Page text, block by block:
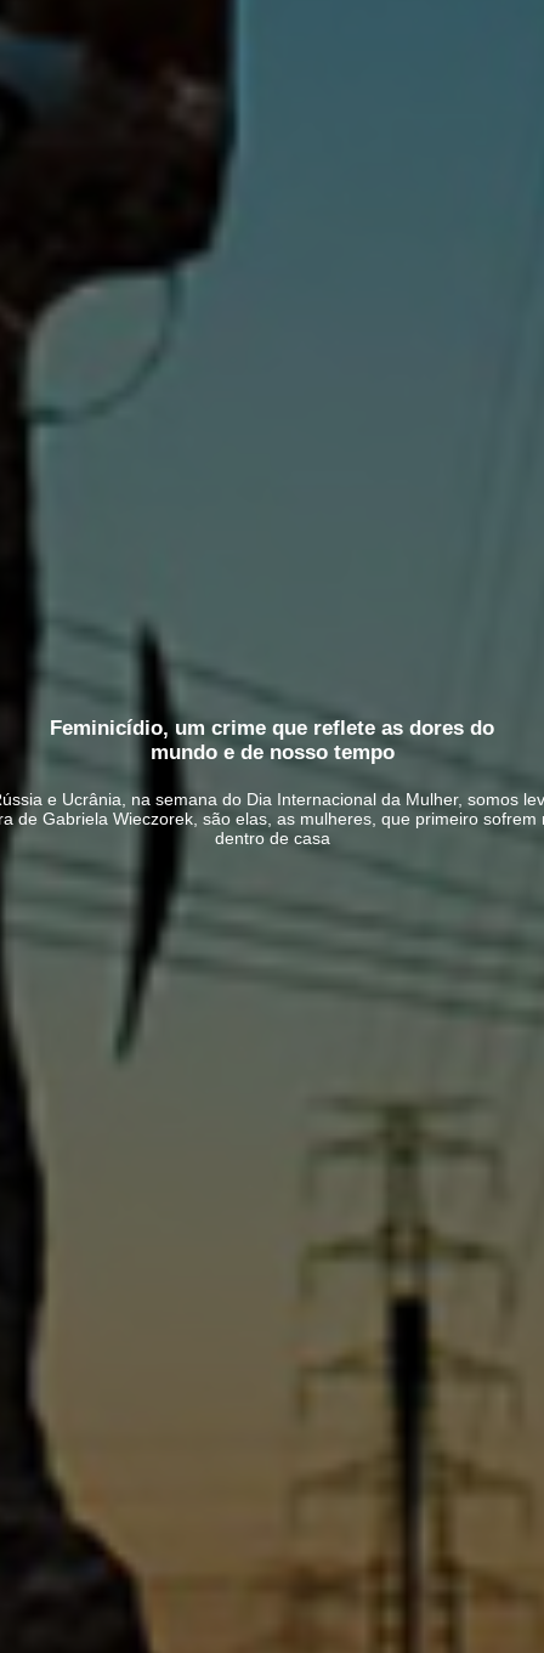
Feminicídio, um crime que reflete as dores do
mundo e de nosso tempo
e Ucrânia, na semana do Dia Internacional da Mulher, somos
de Gabriela Wieczorek, são elas, as mulheres, que primeiro
dentro de casa